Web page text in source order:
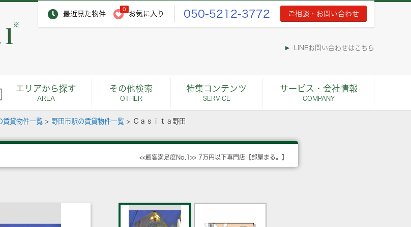
最近見た物件
0
お気に入り 050-5212-3772 ご相談・お問い合わせ
※
LINEお問い合わせはこちら
エリアから探す
AREA
その他検索
OTHER
特集コンテンツ
SERVICE
サービス・会社情報
COMPANY
賃貸物件一覧 > 野田市駅の賃貸物件一覧 > Ｃａｓｉｔａ野田
<<顧客満足度No.1>> 7万円以下専門店【部屋まる。】